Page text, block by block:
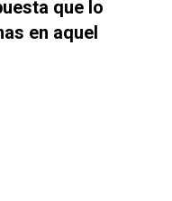
que lo
en aquel